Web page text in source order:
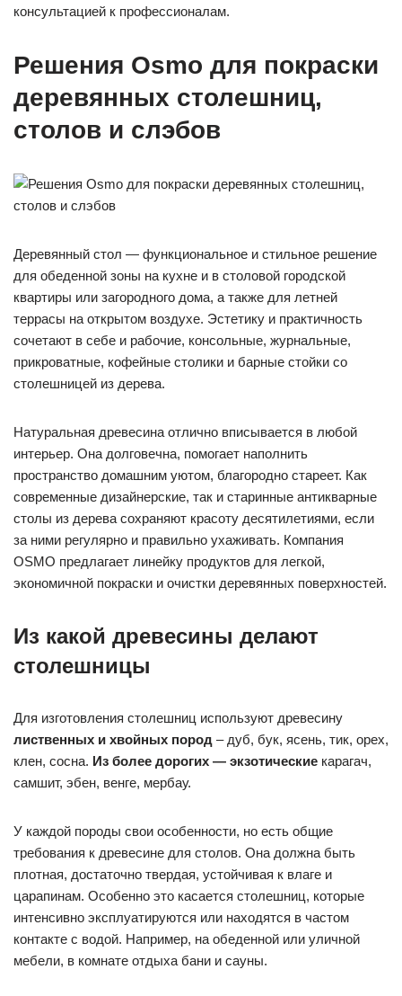
консультацией к профессионалам.
Решения Osmo для покраски
деревянных столешниц,
столов и слэбов
Деревянный стол — функциональное и стильное решение
для обеденной зоны на кухне и в столовой городской
квартиры или загородного дома, а также для летней
террасы на открытом воздухе. Эстетику и практичность
сочетают в себе и рабочие, консольные, журнальные,
прикроватные, кофейные столики и барные стойки со
столешницей из дерева.
Натуральная древесина отлично вписывается в любой
интерьер. Она долговечна, помогает наполнить
пространство домашним уютом, благородно стареет. Как
современные дизайнерские, так и старинные антикварные
столы из дерева сохраняют красоту десятилетиями, если
за ними регулярно и правильно ухаживать. Компания
OSMO предлагает линейку продуктов для легкой,
экономичной покраски и очистки деревянных поверхностей.
Из какой древесины делают
столешницы
Для изготовления столешниц используют древесину
лиственных и хвойных пород – дуб, бук, ясень, тик, орех,
клен, сосна. Из более дорогих — экзотические карагач,
самшит, эбен, венге, мербау.
У каждой породы свои особенности, но есть общие
требования к древесине для столов. Она должна быть
плотная, достаточно твердая, устойчивая к влаге и
царапинам. Особенно это касается столешниц, которые
интенсивно эксплуатируются или находятся в частом
контакте с водой. Например, на обеденной или уличной
мебели, в комнате отдыха бани и сауны.